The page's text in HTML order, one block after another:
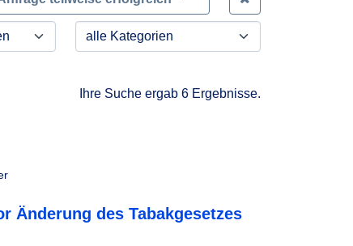
Ihre Suche ergab 6 Ergebnisse.
Änderung des Tabakgesetzes